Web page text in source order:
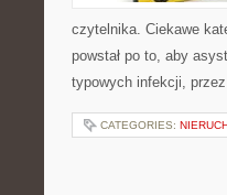
czytelnika. Ciekawe
powstał po to, aby
typowych infekcji,
CATEGORIES: